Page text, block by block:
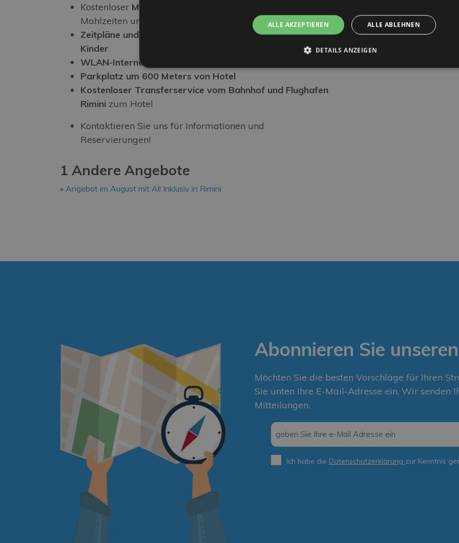
Kostenloser Mini Club
Mahlzeiten und zur Snackzeit
Zeitpläne und personalisierte Menüs für die Mahlzeiten der
Kinder
WLAN-Internetverbindung im ganzen Hotel
Parkplatz um 600 Meters von Hotel
Kostenloser Transferservice vom Bahnhof und Flughafen
Rimini zum Hotel
Kontaktieren Sie uns für Informationen und
Reservierungen!
1 Andere Angebote
Angebot im August mit All Inklusiv in Rimini
Abonnieren Sie
Möchten Sie die besten Vorschläge für Ihren
Sie unten Ihre E-Mail-Adresse ein. Wir senden
Mitteilungen.
Email
Privacy*
Ich habe die Datenschutzerklärung zur Kenntnis
ALLE AKZEPTIEREN ALLE ABLEHNEN
DETAILS ANZEIGEN